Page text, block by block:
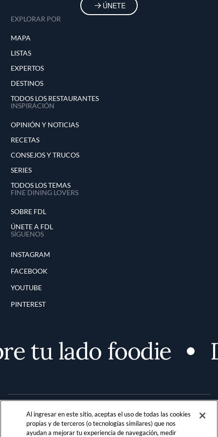
ÚNETE
EXPLORAR POR
MAPA
LISTAS
EXPERTOS
DESTINOS
TODOS LOS RESTAURANTES
INSPIRACIÓN
OPINIÓN Y NOTICIAS
RECETAS
CONSEJOS Y TRUCOS
SERIES
TODOS LOS TEMAS
FINE DINING LOVERS
SOBRE FDL
ÚNETE A FDL
SÍGUENOS
INSTAGRAM
FACEBOOK
YOUTUBE
PINTEREST
tu lado foodie
Al ingresar en este sitio, aceptas el uso de todas las cookies
propias y de terceros (o tecnologías similares) que nos
ayudan a mejorar tu experiencia de navegación, medir